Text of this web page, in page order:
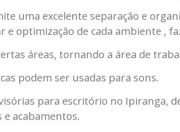
uma excelente separação e
optimização de cada ambiente ,
áreas, tornando a área de
podem ser usadas para sons.
para escritório no Ipiranga,
acabamentos.